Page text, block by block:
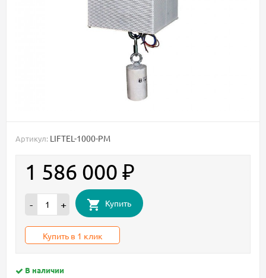
Артикул: LIFTEL-1000-PM
1 586 000 ₽
- + Купить
Купить в 1 клик
В наличии